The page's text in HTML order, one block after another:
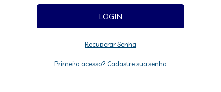
Recuperar Senha
Primeiro acesso? Cadastre sua senha